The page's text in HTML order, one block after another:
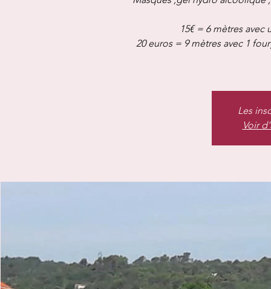
15€ = 6 mètres
20 euros = 9 mètres avec 1
Les
Voir